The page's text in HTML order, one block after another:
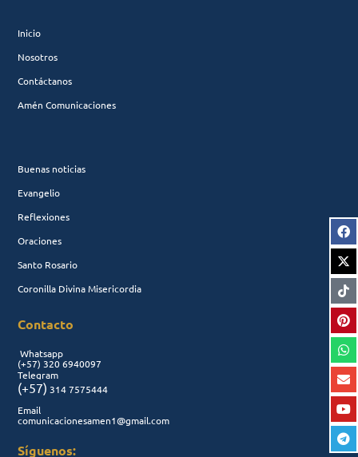
Inicio
Nosotros
Contáctanos
Amén Comunicaciones
Buenas noticias
Evangelio
Reflexiones
Oraciones
Santo Rosario
Coronilla Divina Misericordia
Contacto
Whatsapp
(+57) 320 6940097
Telegram
(+57) 314 7575444
Email
comunicacionesamen1@gmail.com
Síguenos: